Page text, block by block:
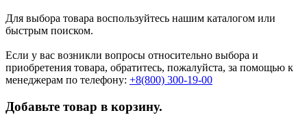
Для выбора товара воспользуйтесь нашим каталогом или
быстрым поиском.
Если у вас возникли вопросы относительно выбора и
приобретения товара, обратитесь, пожалуйста, за помощью к
менеджерам по телефону: +8(800) 300-19-00
Добавьте товар в корзину.